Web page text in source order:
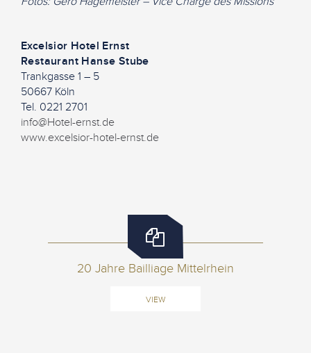
Excelsior Hotel Ernst
Restaurant Hanse Stube
Trankgasse 1 – 5
50667 Köln
Tel. 0221 2701
info@Hotel-ernst.de
www.excelsior-hotel-ernst.de
20 Jahre Bailliage Mittelrhein
VIEW